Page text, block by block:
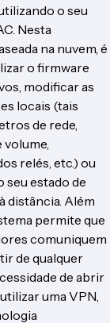
o seu
Nesta
na nuvem, é
o firmware
modificar as
locais (tais
de rede,
relés, etc.) ou
estado de
distância. Além
permite que
comuniquem
de qualquer
de abrir
uma VPN,